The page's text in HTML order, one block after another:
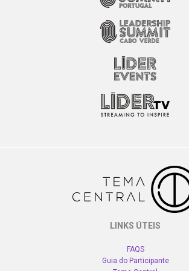
LINKS ÚTEIS
FAQS
Guia do Participante